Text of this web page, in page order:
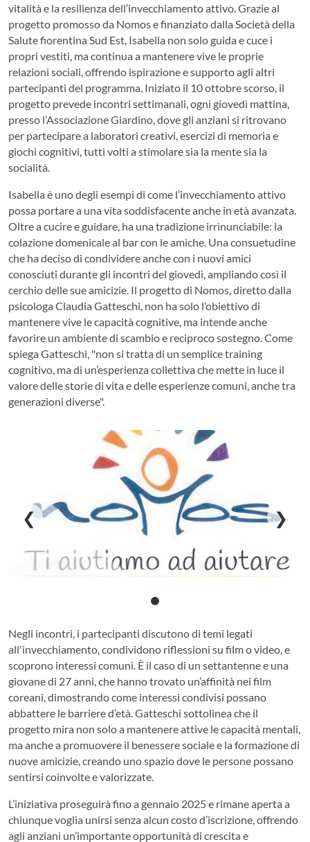
vitalità e la resilienza dell’invecchiamento attivo. Grazie al
progetto promosso da Nomos e finanziato dalla Società della
Salute fiorentina Sud Est, Isabella non solo guida e cuce i
propri vestiti, ma continua a mantenere vive le proprie
relazioni sociali, offrendo ispirazione e supporto agli altri
partecipanti del programma. Iniziato il 10 ottobre scorso, il
progetto prevede incontri settimanali, ogni giovedì mattina,
presso l’Associazione Giardino, dove gli anziani si ritrovano
per partecipare a laboratori creativi, esercizi di memoria e
giochi cognitivi, tutti volti a stimolare sia la mente sia la
socialità.
Isabella è uno degli esempi di come l’invecchiamento attivo
possa portare a una vita soddisfacente anche in età avanzata.
Oltre a cucire e guidare, ha una tradizione irrinunciabile: la
colazione domenicale al bar con le amiche. Una consuetudine
che ha deciso di condividere anche con i nuovi amici
conosciuti durante gli incontri del giovedì, ampliando così il
cerchio delle sue amicizie. Il progetto di Nomos, diretto dalla
psicologa Claudia Gatteschi, non ha solo l’obiettivo di
mantenere vive le capacità cognitive, ma intende anche
favorire un ambiente di scambio e reciproco sostegno. Come
spiega Gatteschi, "non si tratta di un semplice training
cognitivo, ma di un’esperienza collettiva che mette in luce il
valore delle storie di vita e delle esperienze comuni, anche tra
generazioni diverse".
❮ ❯
Negli incontri, i partecipanti discutono di temi legati
all'invecchiamento, condividono riflessioni su film o video, e
scoprono interessi comuni. È il caso di un settantenne e una
giovane di 27 anni, che hanno trovato un’affinità nei film
coreani, dimostrando come interessi condivisi possano
abbattere le barriere d’età. Gatteschi sottolinea che il
progetto mira non solo a mantenere attive le capacità mentali,
ma anche a promuovere il benessere sociale e la formazione di
nuove amicizie, creando uno spazio dove le persone possano
sentirsi coinvolte e valorizzate.
L’iniziativa proseguirà fino a gennaio 2025 e rimane aperta a
chiunque voglia unirsi senza alcun costo d’iscrizione, offrendo
agli anziani un’importante opportunità di crescita e